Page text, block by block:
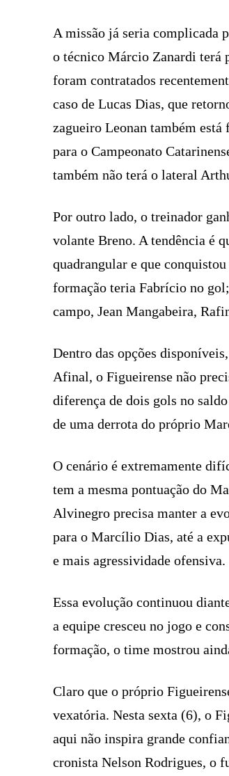
A missão já seria complicada
o técnico Márcio Zanardi terá
foram contratados
caso de Lucas Dias, que
zagueiro Leonan também
para o Campeonato
também não terá o lateral
Por outro lado, o treinador
volante Breno. A tendência é
quadrangular e que
formação teria Fabrício no
campo, Jean Mangabeira,
Dentro das opções
Afinal, o Figueirense não
diferença de dois gols no
de uma derrota do próprio
O cenário é extremamente
tem a mesma pontuação do
Alvinegro precisa manter a
para o Marcílio Dias, até a
e mais agressividade ofensiva.
Essa evolução continuou
a equipe cresceu no jogo e
formação, o time mostrou
Claro que o próprio
vexatória. Nesta sexta (6), o
aqui não inspira grande
cronista Nelson Rodrigues, o